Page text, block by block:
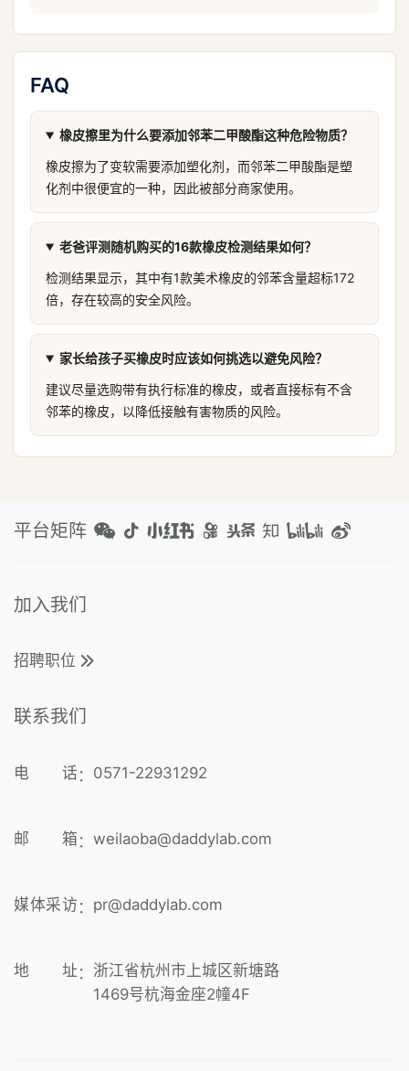
FAQ
橡皮擦里为什么要添加邻苯二甲酸酯这种危险物质？
橡皮擦为了变软需要添加塑化剂，而邻苯二甲酸酯是塑
化剂中很便宜的一种，因此被部分商家使用。
老爸评测随机购买的16款橡皮检测结果如何？
检测结果显示，其中有1款美术橡皮的邻苯含量超标172
倍，存在较高的安全风险。
家长给孩子买橡皮时应该如何挑选以避免风险？
建议尽量选购带有执行标准的橡皮，或者直接标有不含
邻苯的橡皮，以降低接触有害物质的风险。
平台矩阵
加入我们
招聘职位
联系我们
电 话 ： 0571-22931292
邮 箱 ： weilaoba@daddylab.com
媒体采访 ： pr@daddylab.com
地 址 ： 浙江省杭州市上城区新塘路
1469号杭海金座2幢4F